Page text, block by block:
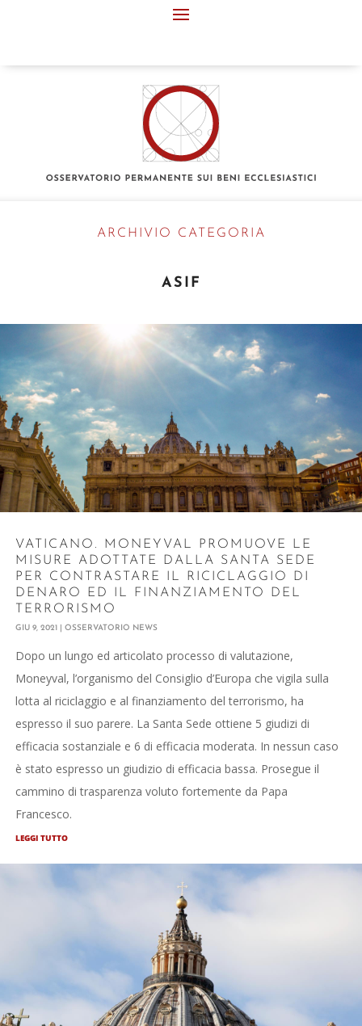
ARCHIVIO CATEGORIA
ASIF
VATICANO. MONEYVAL PROMUOVE LE
MISURE ADOTTATE DALLA SANTA SEDE
PER CONTRASTARE IL RICICLAGGIO DI
DENARO ED IL FINANZIAMENTO DEL
TERRORISMO
GIU 9, 2021 OSSERVATORIO NEWS
Dopo un lungo ed articolato processo di valutazione,
Moneyval, l’organismo del Consiglio d’Europa che vigila sulla
lotta al riciclaggio e al finanziamento del terrorismo, ha
espresso il suo parere. La Santa Sede ottiene 5 giudizi di
efficacia sostanziale e 6 di efficacia moderata. In nessun caso
è stato espresso un giudizio di efficacia bassa. Prosegue il
cammino di trasparenza voluto fortemente da Papa
Francesco.
LEGGI TUTTO